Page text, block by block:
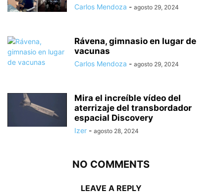
Carlos Mendoza - agosto 29, 2024
Rávena, gimnasio en lugar de
vacunas
Carlos Mendoza - agosto 29, 2024
Mira el increíble vídeo del
aterrizaje del transbordador
espacial Discovery
Izer - agosto 28, 2024
NO COMMENTS
LEAVE A REPLY